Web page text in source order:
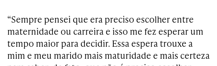
“Sempre pensei que era preciso escolher entre
maternidade ou carreira e isso me fez esperar um
tempo maior para decidir. Essa espera trouxe a
mim e meu marido mais maturidade e mais certeza